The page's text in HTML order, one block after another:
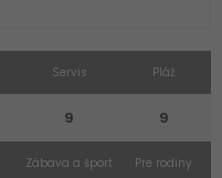
Servis
9
Pláž
9
Zábava a šport Pre rodiny